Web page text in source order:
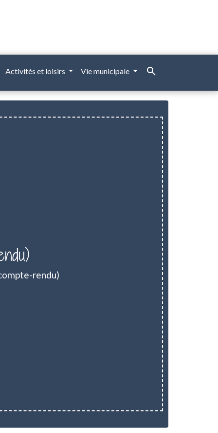
Activités et loisirs Vie municipale search
rendu)